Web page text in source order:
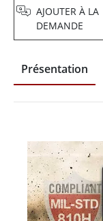
AJOUTER À LA
DEMANDE
Présentation